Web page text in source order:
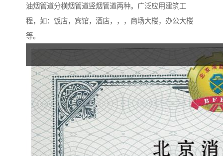
油烟管道分横烟管道竖烟管道两种。广泛应用建筑工
程，如：饭店，宾馆，酒店，，，商场大楼，办公大楼
等。